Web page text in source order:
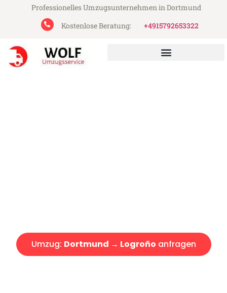
Professionelles Umzugsunternehmen in Dortmund
Kostenlose Beratung:
+4915792653322
Umzug: Dortmund → Logroño anfragen